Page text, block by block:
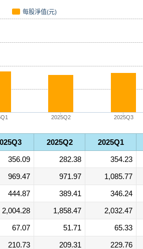
每股淨值(元)
2025Q2 2025Q3
2025Q2 2025Q1
356.09 282.38 354.23
969.47 971.97 1,085.77
444.87 389.41 346.24
2,004.28 1,858.47 2,032.47
67.07 51.71 65.33
210.73 209.31 229.76